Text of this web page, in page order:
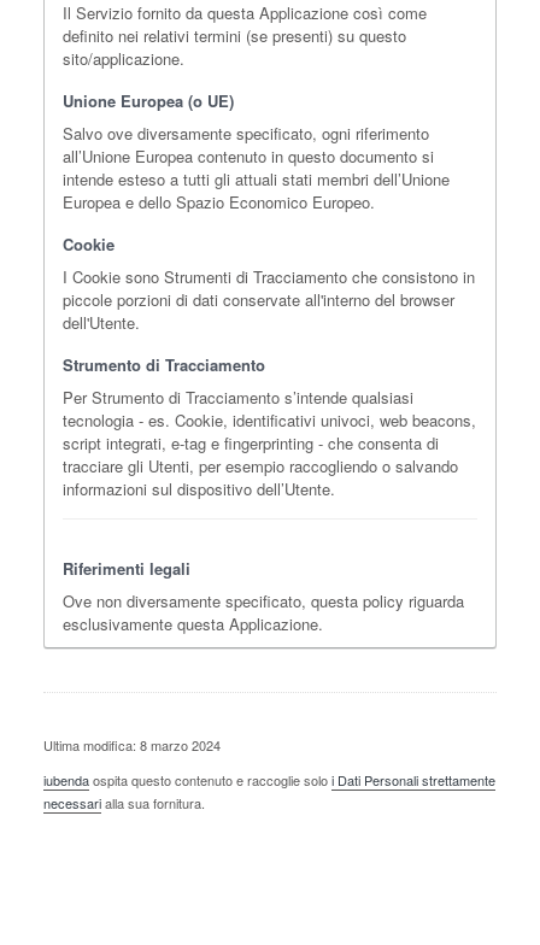
Il Servizio fornito da questa Applicazione così come
definito nei relativi termini (se presenti) su questo
sito/applicazione.
Unione Europea (o UE)
Salvo ove diversamente specificato, ogni riferimento
all’Unione Europea contenuto in questo documento si
intende esteso a tutti gli attuali stati membri dell’Unione
Europea e dello Spazio Economico Europeo.
Cookie
I Cookie sono Strumenti di Tracciamento che consistono in
piccole porzioni di dati conservate all'interno del browser
dell'Utente.
Strumento di Tracciamento
Per Strumento di Tracciamento s’intende qualsiasi
tecnologia - es. Cookie, identificativi univoci, web beacons,
script integrati, e-tag e fingerprinting - che consenta di
tracciare gli Utenti, per esempio raccogliendo o salvando
informazioni sul dispositivo dell’Utente.
Riferimenti legali
Ove non diversamente specificato, questa policy riguarda
esclusivamente questa Applicazione.
Ultima modifica: 8 marzo 2024
iubendaospita questo contenuto e raccoglie soloi Dati Personali strettamente
necessarialla sua fornitura.